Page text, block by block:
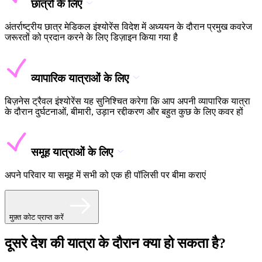
छात्रों के लिए
अंतर्राष्ट्रीय छात्र मेडिकल इंश्योरेंस विदेश में अध्ययन के दौरान प्रमुख कवरेज
जरूरतों को प्रदान करने के लिए डिज़ाइन किया गया है
व्यापारिक यात्राओं के लिए
बिज़नेस ट्रैवल इंश्योरेंस यह सुनिश्चित करेगा कि आप अपनी व्यापारिक यात्रा
के दौरान दुर्घटनाओं, बीमारी, उड़ान रद्दीकरण और बहुत कुछ के लिए कवर हों
समूह यात्राओं के लिए
अपने परिवार या समूह में सभी को एक ही पॉलिसी पर बीमा कराएं
मुफ़्त कोट प्राप्त करें
दूसरे देश की यात्रा के दौरान क्या हो सकता है?